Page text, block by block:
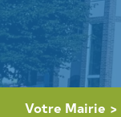
Votre Mairie >